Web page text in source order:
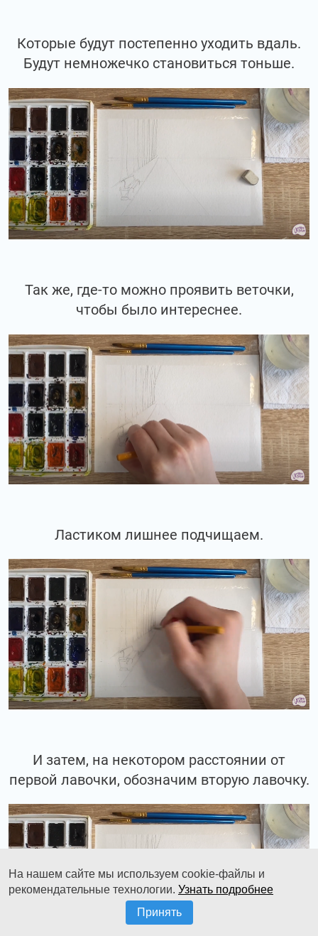
Которые будут постепенно уходить вдаль.
Будут немножечко становиться тоньше.
Так же, где-то можно проявить веточки,
чтобы было интереснее.
Ластиком лишнее подчищаем.
И затем, на некотором расстоянии от
первой лавочки, обозначим вторую лавочку.
На нашем сайте мы используем cookie-файлы и
рекомендательные технологии. Узнать подробнее
Принять